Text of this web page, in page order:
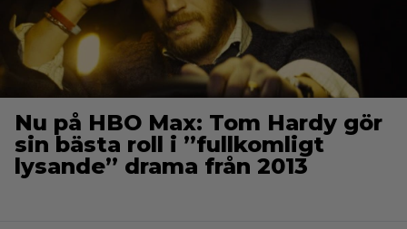
Nu på HBO Max: Tom Hardy gör
sin bästa roll i ”fullkomligt
lysande” drama från 2013